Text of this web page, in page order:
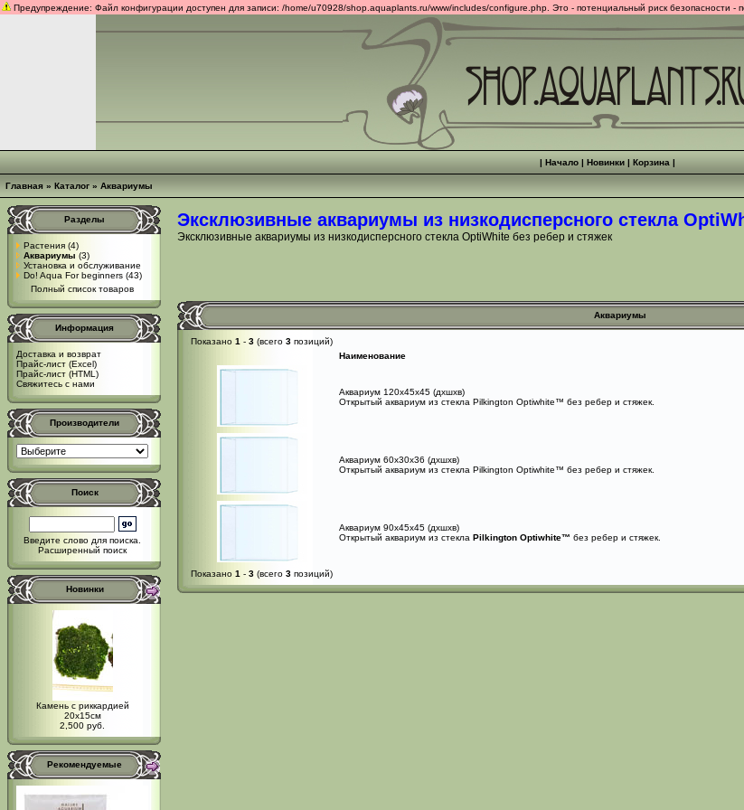
Предупреждение: Файл конфигурации доступен для записи: /home/u70928/shop.aquaplants.ru/www/includes/configure.php. Это - потенциальный риск безопасности -
| Начало | Новинки | Корзина |
Главная » Каталог » Аквариумы
Разделы
Растения (4)
Аквариумы (3)
Установка и обслуживание
Do! Aqua For beginners (43)
Полный список товаров
Информация
Доставка и возврат
Прайс-лист (Excel)
Прайс-лист (HTML)
Свяжитесь с нами
Производители
Поиск
Введите слово для поиска.
Расширенный поиск
Новинки
Камень с риккардией
20x15см
2,500 руб.
Рекомендуемые
Эксклюзивные аквариумы из низкодисперсного стекла
Эксклюзивные аквариумы из низкодисперсного стекла OptiWhite без ребер и стяжек
Аквариумы
Показано 1 - 3 (всего 3 позиций)
Наименование
Аквариум 120х45х45 (дxшxв)
Открытый аквариум из стекла Pilkington Optiwhite™ без ребер и стяжек.
Аквариум 60x30x36 (дxшxв)
Открытый аквариум из стекла Pilkington Optiwhite™ без ребер и стяжек.
Аквариум 90x45x45 (дxшxв)
Открытый аквариум из стекла Pilkington Optiwhite™ без ребер и стяжек.
Показано 1 - 3 (всего 3 позиций)